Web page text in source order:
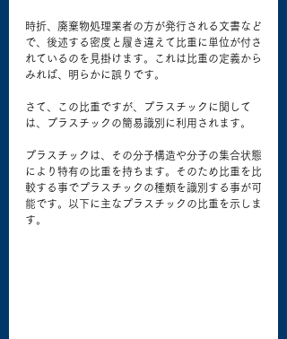
時折、廃棄物処理業者の方が発行される文書など
で、後述する密度と履き違えて比重に単位が付さ
れているのを見掛けます。これは比重の定義から
みれば、明らかに誤りです。
さて、この比重ですが、プラスチックに関して
は、プラスチックの簡易識別に利用されます。
プラスチックは、その分子構造や分子の集合状態
により特有の比重を持ちます。そのため比重を比
較する事でプラスチックの種類を識別する事が可
能です。以下に主なプラスチックの比重を示しま
す。